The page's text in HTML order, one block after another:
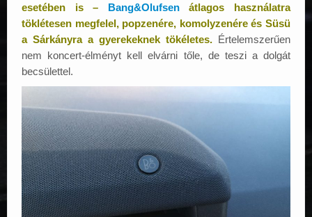
esetében is –
Bang&Olufsen
átlagos használatra
töklétesen megfelel, popzenére, komolyzenére és Süsü
a Sárkányra a gyerekeknek tökéletes. Értelemszerűen
nem koncert-élményt kell elvárni tőle, de teszi a dolgát
becsülettel.